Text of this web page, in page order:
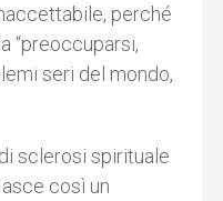
perché
“preoccuparsi,
seri del mondo,
sclerosi spirituale
così un